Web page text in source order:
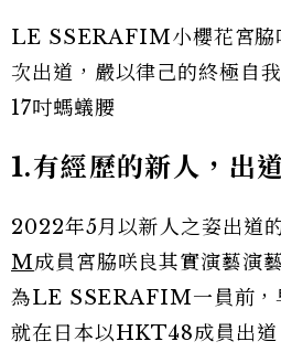
LE SSERAFIM小櫻花宮脇
次出道，嚴以律己的終極自
17吋螞蟻腰
1.有經歷的新人，出
2022年5月以新人之姿出道
M成員宮脇咲良其實演藝演
為LE SSERAFIM一員前，
就在日本以HKT48成員出道